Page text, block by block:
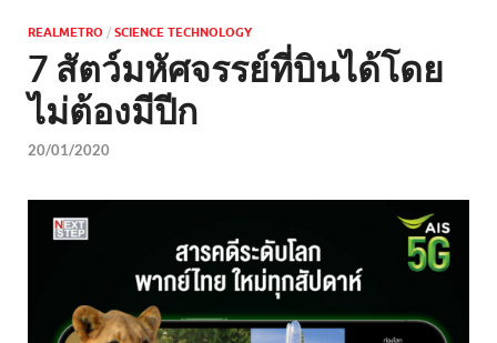
REALMETRO / SCIENCE TECHNOLOGY
7 สัตว์มหัศจรรย์ที่บินได้โดย
ไม่ต้องมีปีก
20/01/2020